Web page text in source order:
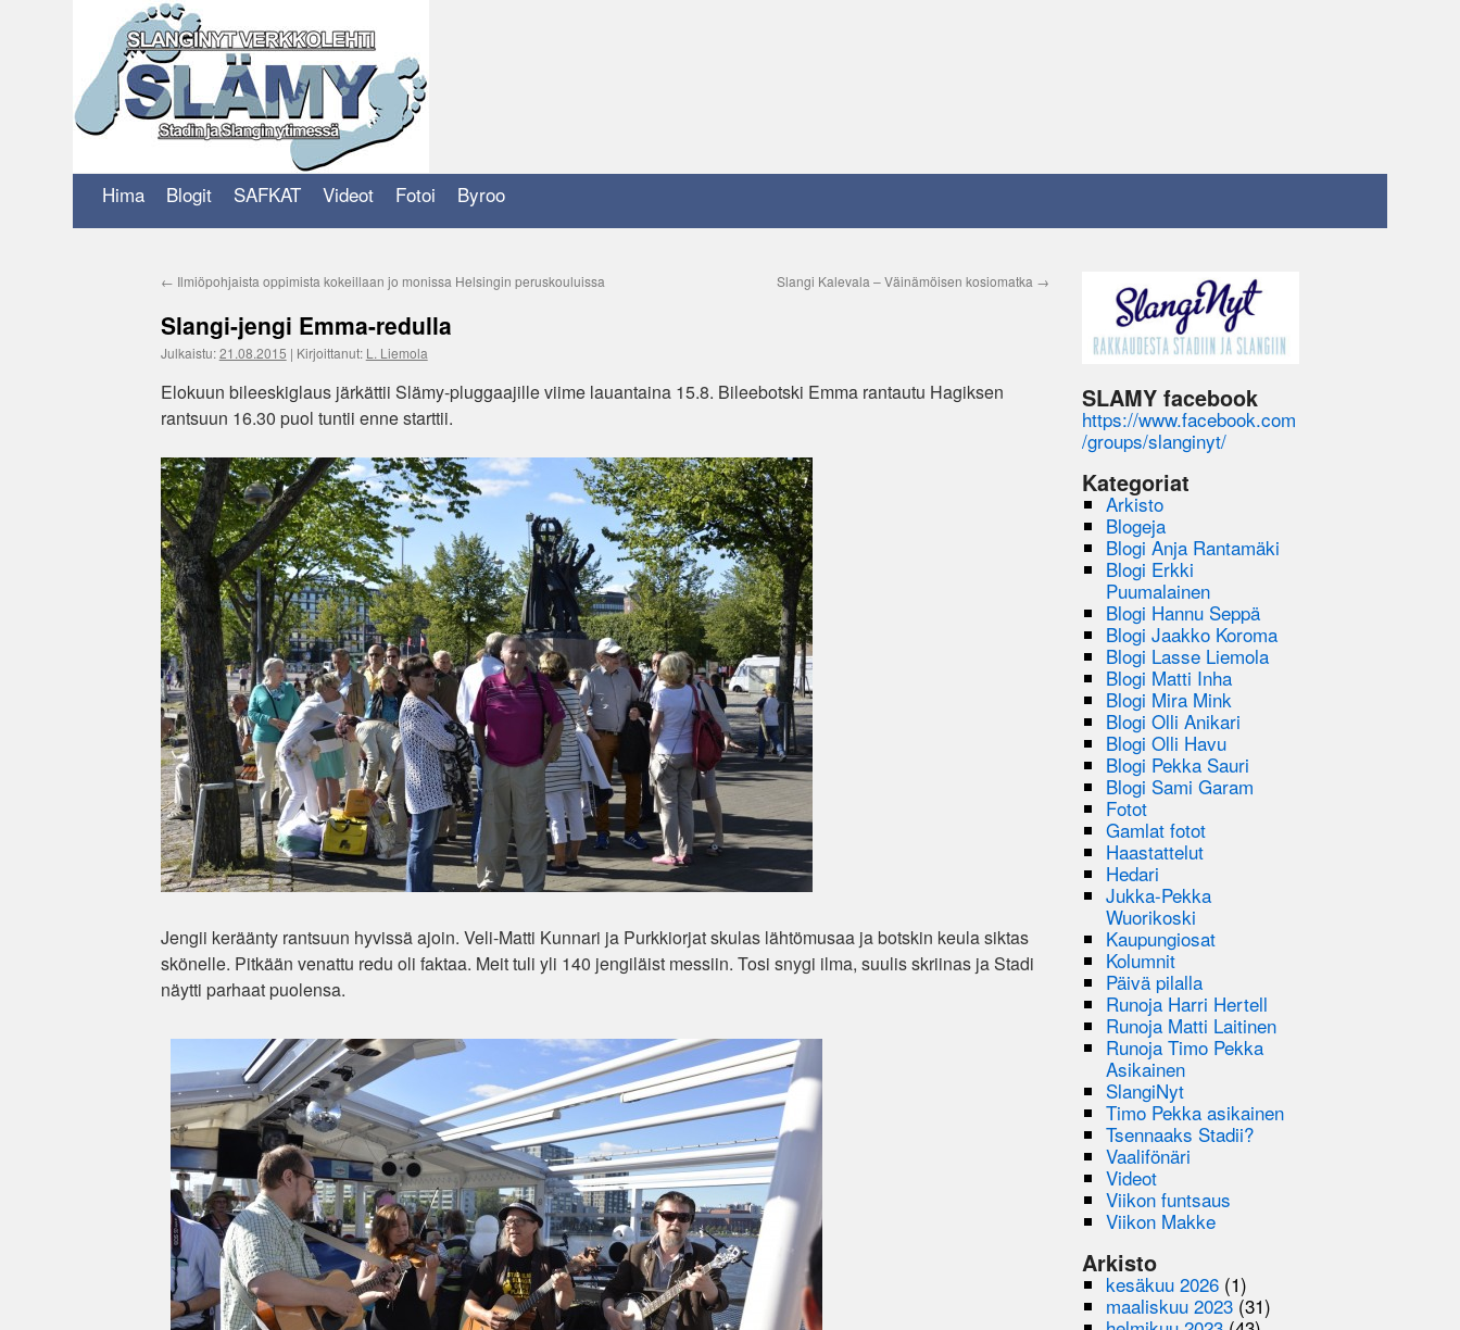
Hima Blogit SAFKAT Videot Fotoi Byroo
← Ilmiöpohjaista oppimista kokeillaan jo monissa Helsingin peruskouluissa Slangi Kalevala – Väinämöisen kosiomatka →
Slangi-jengi Emma-redulla
Julkaistu:21.08.2015 | Kirjoittanut: L. Liemola
Elokuun bileeskiglaus järkättii Slämy-pluggaajille viime lauantaina 15.8. Bileebotski Emma rantautu Hagiksen
rantsuun 16.30 puol tuntii enne starttii.
Jengii keräänty rantsuun hyvissä ajoin. Veli-Matti Kunnari ja Purkkiorjat skulas lähtömusaa ja botskin keula siktas
skönelle. Pitkään venattu redu oli faktaa. Meit tuli yli 140 jengiläist messiin. Tosi snygi ilma, suulis skriinas ja Stadi
näytti parhaat puolensa.
SLAMY facebook
https://www.facebook.com
/groups/slanginyt/
Kategoriat
Arkisto
Blogeja
Blogi Anja Rantamäki
Blogi Erkki
Puumalainen
Blogi Hannu Seppä
Blogi Jaakko Koroma
Blogi Lasse Liemola
Blogi Matti Inha
Blogi Mira Mink
Blogi Olli Anikari
Blogi Olli Havu
Blogi Pekka Sauri
Blogi Sami Garam
Fotot
Gamlat fotot
Haastattelut
Hedari
Jukka-Pekka
Wuorikoski
Kaupungiosat
Kolumnit
Päivä pilalla
Runoja Harri Hertell
Runoja Matti Laitinen
Runoja Timo Pekka
Asikainen
SlangiNyt
Timo Pekka asikainen
Tsennaaks Stadii?
Vaalifönäri
Videot
Viikon funtsaus
Viikon Makke
Arkisto
kesäkuu 2026 (1)
maaliskuu 2023 (31)